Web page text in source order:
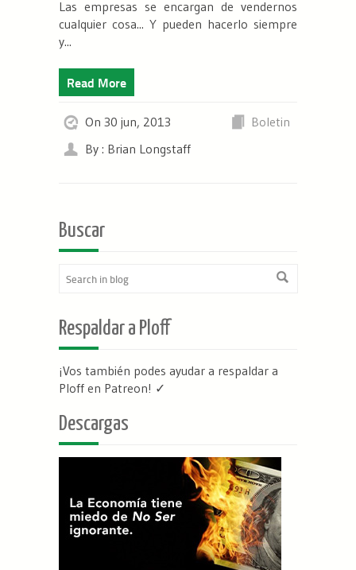
Las empresas se encargan de vendernos
cualquier cosa... Y pueden hacerlo siempre
y...
Read More
On 30 jun, 2013
Boletin
By : Brian Longstaff
Buscar
Respaldar a Ploff
¡Vos también podes ayudar a respaldar a
Ploff en Patreon! ✓
Descargas